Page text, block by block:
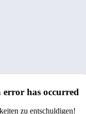
has occurred
zu entschuldigen!